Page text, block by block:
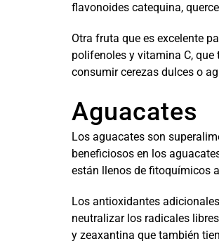
flavonoides catequina,
Otra fruta que es excelente
polifenoles y vitamina C,
consumir cerezas dulces o
Aguacates
Los aguacates son
beneficiosos en los
están llenos de fitoquímicos
Los antioxidantes
neutralizar los radicales
y zeaxantina que también